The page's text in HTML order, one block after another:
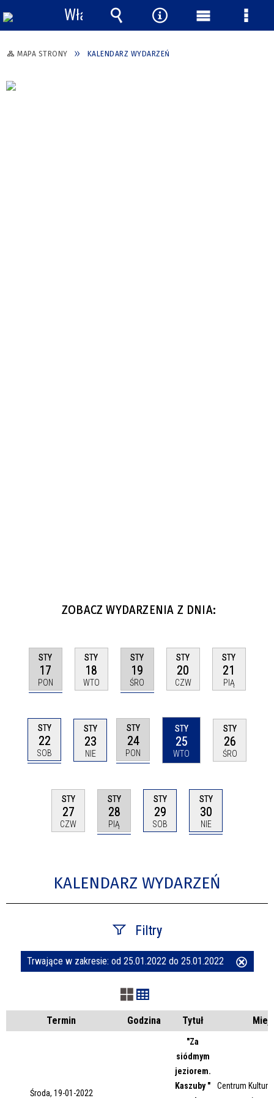
MAPA STRONY KALENDARZ WYDARZEŃ
ZOBACZ WYDARZENIA Z DNIA:
STY
17
PON
STY
18
WTO
STY
19
ŚRO
STY
20
CZW
STY
21
PIĄ
STY
22
SOB
STY
23
NIE
STY
24
PON
STY
25
WTO
STY
26
ŚRO
STY
27
CZW
STY
28
PIĄ
STY
29
SOB
STY
30
NIE
KALENDARZ WYDARZEŃ
Filtry
Szukana fraza
Kategoria
Trwające w zakresie: od 25.01.2022 do 25.01.2022
Termin Godzina Tytuł
Środa, 19-01-2022
"Za
siódmym
jeziorem.
Kaszuby "
Centrum Kultury
Włącz
powiadomienia
Wyszukiwarka
Narzędzia
Menu Menu